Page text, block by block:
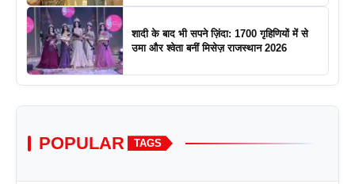
शादी के बाद भी सपने ज़िंदा: 1700 गृहिणियों में से
उमा और श्वेता बनीं मिसेज़ राजस्थान 2026
POPULAR TAGS